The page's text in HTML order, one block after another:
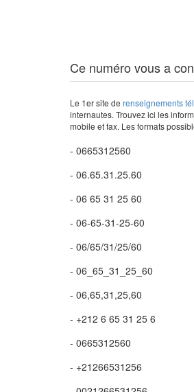
Ce numéro vous a
Le 1er site de renseignements
internautes. Trouvez ici les
mobile et fax. Les formats
- 0665312560
- 06.65.31.25.60
- 06 65 31 25 60
- 06-65-31-25-60
- 06/65/31/25/60
- 06_65_31_25_60
- 06,65,31,25,60
- +212 6 65 31 25 6
- 0665312560
- +21266531256